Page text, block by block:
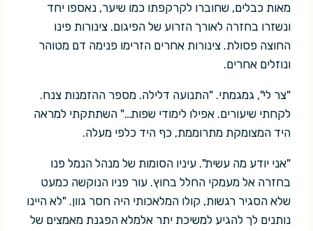
מאות כבלים, שחוברו לקרקפתו כמו שיער, נאספו יחד
ונשזרו בחזרה לאורך הזרוע של הפיגום. צינורות פינו
החוצה פסולת. צינורות אחרים הזרימו פנימה דם מטוהר
ונוזלים אחרים.
"צר לי", גמגמתי. "התנועה דלילה. מספר ההזמנות צנח.
לקחתי שיעורים. אפילו לימודי שפות…" השתתקתי למראה
היד המצומקת מתרוממת, כף היד כלפי מעלה.
"אני יודע מה עשית". עיניו הסומות של מנהל הנמל פנו
בחזרה אל מעמקי החלל בחוץ. עור פניו הנוקשה כמעט
שלא הסגיר רגשות, קולו המלאכותי היה חסר גוון. "לא היינו
נותנים לך להגיע למשיכת יתר אלמלא הפגנת מאמצים של